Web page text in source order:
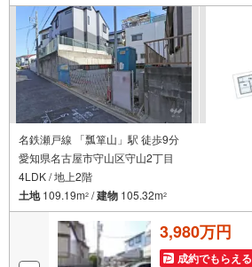
名鉄瀬戸線 「瓢箪山」駅 徒歩9分
愛知県名古屋市守山区守山2丁目
4LDK / 地上2階
土地109.19m2 /建物 105.32m2
3,980万円
成約でもらえる